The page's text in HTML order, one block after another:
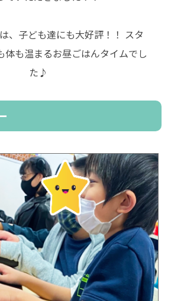
、子ども達にも大好評！！ スタ
体も温まるお昼ごはんタイムでし
た♪